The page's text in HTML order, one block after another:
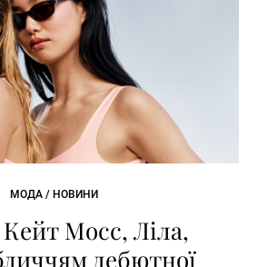
МОДА / НОВИНИ
Мосс, Ліла,
дебютної